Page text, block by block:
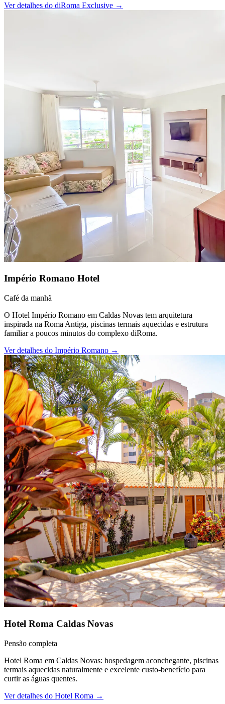
Ver detalhes do diRoma Exclusive →
Império Romano Hotel
Café da manhã
O Hotel Império Romano em Caldas Novas tem arquitetura
inspirada na Roma Antiga, piscinas termais aquecidas e estrutura
familiar a poucos minutos do complexo diRoma.
Ver detalhes do Império Romano →
Hotel Roma Caldas Novas
Pensão completa
Hotel Roma em Caldas Novas: hospedagem aconchegante, piscinas
termais aquecidas naturalmente e excelente custo-benefício para
curtir as águas quentes.
Ver detalhes do Hotel Roma →